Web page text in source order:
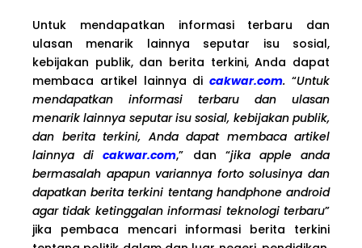
Untuk mendapatkan informasi terbaru dan
ulasan menarik lainnya seputar isu sosial,
kebijakan publik, dan berita terkini, Anda dapat
membaca artikel lainnya dicakwar.com.“Untuk
mendapatkan informasi terbaru dan ulasan
menarik lainnya seputar isu sosial, kebijakan publik,
dan berita terkini, Anda dapat membaca artikel
lainnya dicakwar.com,” dan “jika apple anda
bermasalah apapun variannya forto solusinya dan
dapatkan berita terkini tentang handphone android
agar tidak ketinggalan informasi teknologi terbaru”
jika pembaca mencari informasi berita terkini